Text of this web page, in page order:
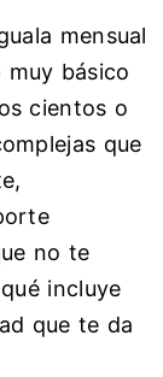
mensual
básico
cientos o
que
no te
incluye
que te da